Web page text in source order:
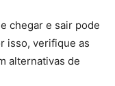
chegar e sair pode
isso, verifique as
alternativas de